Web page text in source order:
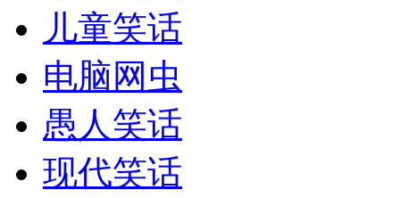
儿童笑话
电脑网虫
愚人笑话
现代笑话